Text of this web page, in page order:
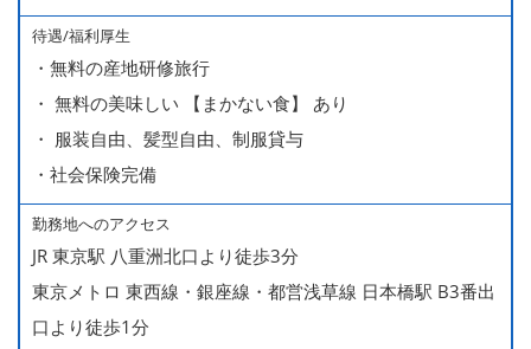
■ 昇給（随時）
■ 賞与 年２回（夏・秋）約１ヶ月分
■ インセンティブ制度（月額約4万円～20万円）
＊店長・料理長候補・統括店長・統括料理長候補の場合
＜給与モデル＞
450万円／社員（20代・入社1年目・入籍予定のパートナ
ー持ち）
490万円／店長代理（20代・入社2年目・入社後に結婚。
待遇/福利厚生
・無料の産地研修旅行
・ 無料の美味しい 【まかない食】 あり
・ 服装自由、髪型自由、制服貸与
・社会保険完備
勤務地へのアクセス
JR 東京駅 八重洲北口より徒歩3分
東京メトロ 東西線・銀座線・都営浅草線 日本橋駅 B3番出
口より徒歩1分